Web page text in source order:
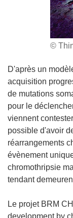
©
D'après un
acquisition
de mutations
pour le
viennent
possible d'avoir
réarrangements
évènement
chromothripsie
tendant
Le projet BRM
development by